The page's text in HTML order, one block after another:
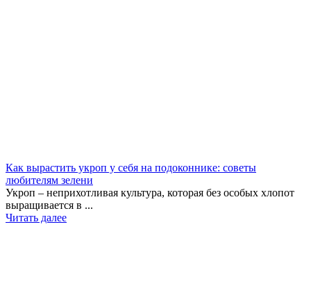
Как вырастить укроп у себя на подоконнике: советы
любителям зелени
Укроп – неприхотливая культура, которая без особых хлопот
выращивается в ...
Читать далее